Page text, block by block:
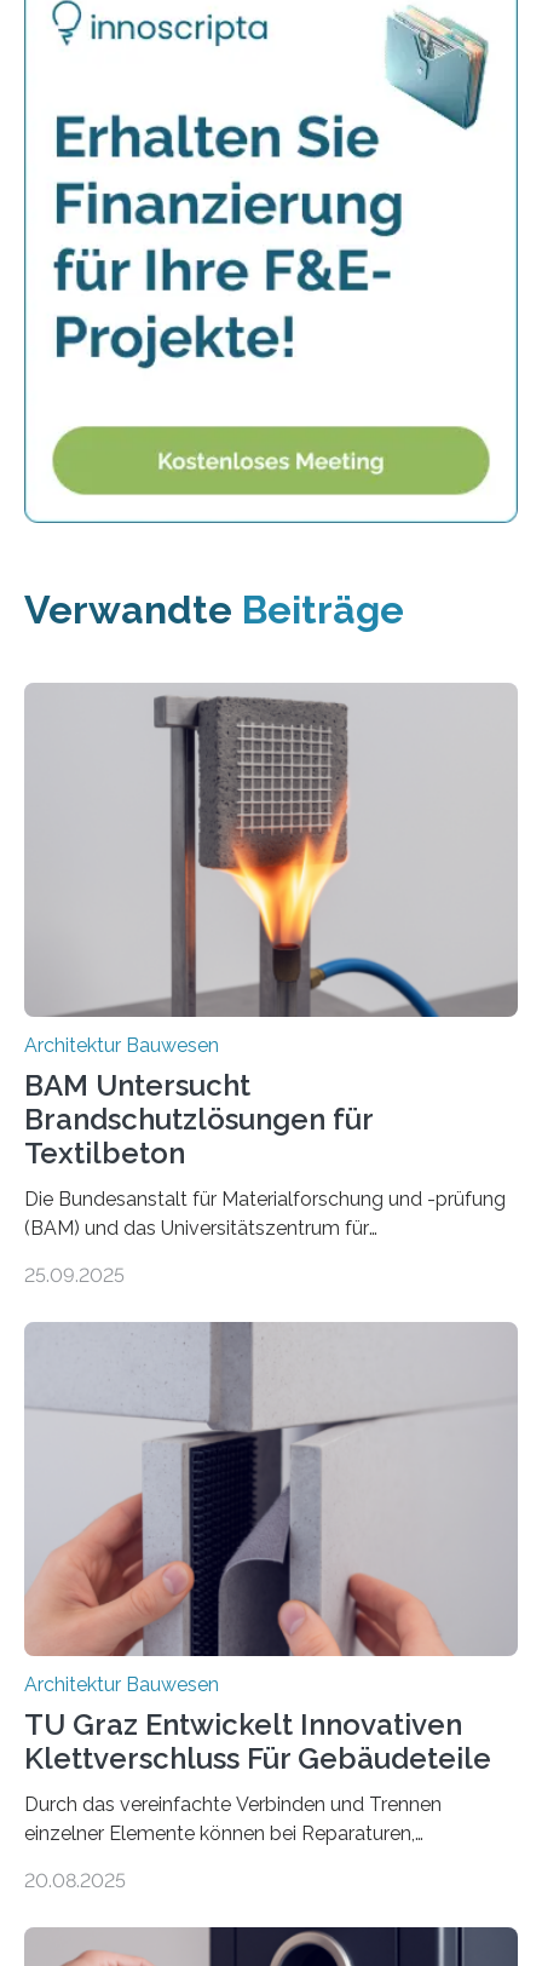
Verwandte Beiträge
Architektur Bauwesen
BAM Untersucht
Brandschutzlösungen für
Textilbeton
Die Bundesanstalt für Materialforschung und -prüfung
(BAM) und das Universitätszentrum für
untersuchen in einem gemeinsamen Forschungsprojekt
Ziel ist es, die Einsatzmöglichkeiten dieses innovativen
sicherem und nachhaltigem Bauen zu leisten.
Textilbeton ist ein moderner Verbundwerkstoff, der aus
einer feinkörnigen Betonmatrix und einer textilen
Bewehrung besteht – meist aus Carbon-, Glas- oder
Basaltfasern. Anders als herkömmlicher Stahlbeton, bei
dem Stahlstäbe zur…
25.09.2025
Architektur Bauwesen
TU Graz Entwickelt Innovativen
Klettverschluss Für Gebäudeteile
Durch das vereinfachte Verbinden und Trennen
einzelner Elemente können bei Reparaturen,
Material und Bauschutt eingespart werden. Ein
Projekt ReCon gemeinsam mit Unternehmenspartnern
20.08.2025